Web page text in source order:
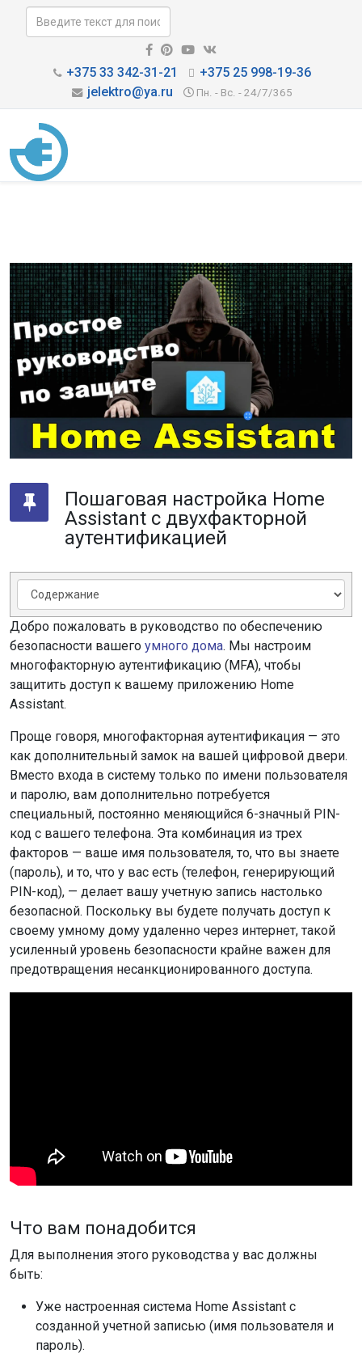
+375 33 342-31-21
+375 25 998-19-36
jelektro@ya.ru
Пн. - Вс. - 24/7/365
Пошаговая настройка Home
Assistant с двухфакторной
аутентификацией
Добро пожаловать в руководство по обеспечению
безопасности вашего умного дома. Мы настроим
многофакторную аутентификацию (MFA), чтобы
защитить доступ к вашему приложению Home
Assistant.
Проще говоря, многофакторная аутентификация — это
как дополнительный замок на вашей цифровой двери.
Вместо входа в систему только по имени пользователя
и паролю, вам дополнительно потребуется
специальный, постоянно меняющийся 6-значный PIN-
код с вашего телефона. Эта комбинация из трех
факторов — ваше имя пользователя, то, что вы знаете
(пароль), и то, что у вас есть (телефон, генерирующий
PIN-код), — делает вашу учетную запись настолько
безопасной. Поскольку вы будете получать доступ к
своему умному дому удаленно через интернет, такой
усиленный уровень безопасности крайне важен для
предотвращения несанкционированного доступа.
Что вам понадобится
Для выполнения этого руководства у вас должны
быть:
Уже настроенная система Home Assistant с
созданной учетной записью (имя пользователя и
пароль).